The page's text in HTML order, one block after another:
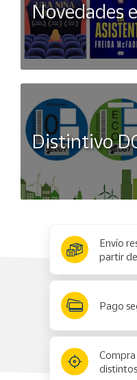
Novedades
Distintivo
Envío
partir
Pago